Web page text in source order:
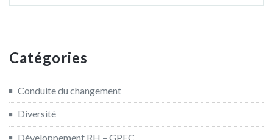
Catégories
Conduite du changement
Diversité
Développement RH – GPEC